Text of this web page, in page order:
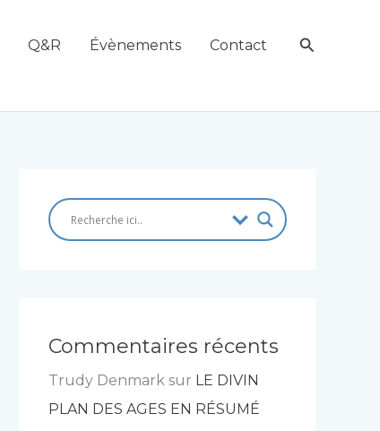
Q&R Évènements Contact
Commentaires récents
Trudy Denmark sur LE DIVIN
PLAN DES AGES EN RÉSUMÉ